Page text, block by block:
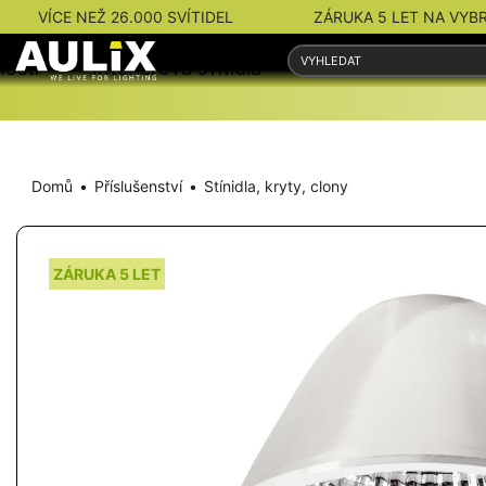
VÍCE NEŽ 26.000 SVÍTIDEL ZÁRUKA 5 LET NA
Interiérová svítidla Venkovní svítidla
Domů Příslušenství Stínidla, kryty, clony
ZÁRUKA 5 LET